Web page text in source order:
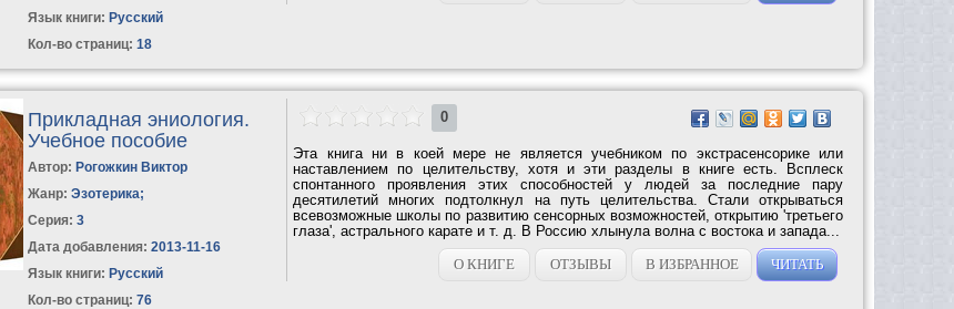
Язык книги: Русский
Кол-во страниц: 18
Прикладная эниология.
Учебное пособие
Автор: Рогожкин Виктор
Жанр: Эзотерика;
Серия:3
Дата добавления: 2013-11-16
Язык книги: Русский
Кол-во страниц: 76
0
Эта книга ни в коей мере не является учебником по экстрасенсорике или
наставлением по целительству, хотя и эти разделы в книге есть. Всплеск
спонтанного проявления этих способностей у людей за последние пару
десятилетий многих подтолкнул на путь целительства. Стали открываться
всевозможные школы по развитию сенсорных возможностей, открытию 'третьего
глаза', астрального карате и т. д. В Россию хлынула волна с востока и запада...
О КНИГЕ
ОТЗЫВЫ В ИЗБРАННОЕ ЧИТАТЬ